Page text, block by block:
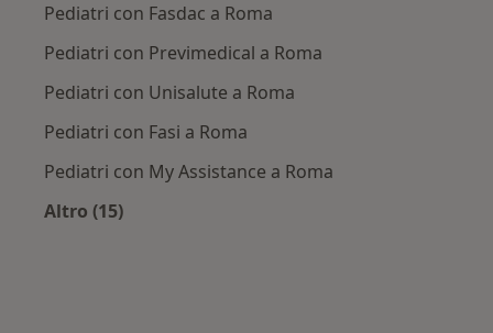
Pediatri con Fasdac a Roma
Pediatri con Previmedical a Roma
Pediatri con Unisalute a Roma
Pediatri con Fasi a Roma
Pediatri con My Assistance a Roma
Altro (15)